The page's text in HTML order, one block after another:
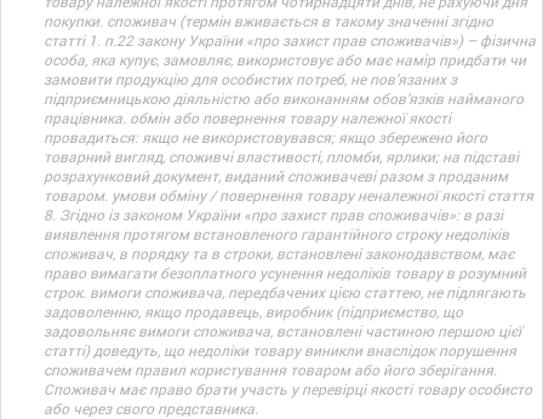
покупки. споживач (термін вживається в такому значенні згідно
статті 1. п.22 закону України «про захист прав споживачів») – фізична
особа, яка купує, замовляє, використовує або має намір придбати чи
замовити продукцію для особистих потреб, не пов’язаних з
підприємницькою діяльністю або виконанням обов’язків найманого
працівника. обмін або повернення товару належної якості
провадиться: якщо не використовувався; якщо збережено його
товарний вигляд, споживчі властивості, пломби, ярлики; на підставі
розрахунковий документ, виданий споживачеві разом з проданим
товаром. умови обміну / повернення товару неналежної якості стаття
8. Згідно із законом України «про захист прав споживачів»: в разі
виявлення протягом встановленого гарантійного строку недоліків
споживач, в порядку та в строки, встановлені законодавством, має
право вимагати безоплатного усунення недоліків товару в розумний
строк. вимоги споживача, передбачених цією статтею, не підлягають
задоволенню, якщо продавець, виробник (підприємство, що
задовольняє вимоги споживача, встановлені частиною першою цієї
статті) доведуть, що недоліки товару виникли внаслідок порушення
споживачем правил користування товаром або його зберігання.
Споживач має право брати участь у перевірці якості товару особисто
або через свого представника.